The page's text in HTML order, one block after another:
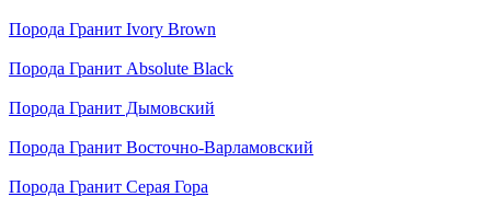
Порода Гранит Ivory Brown
Порода Гранит Absolute Black
Порода Гранит Дымовский
Порода Гранит Восточно-Варламовский
Порода Гранит Серая Гора